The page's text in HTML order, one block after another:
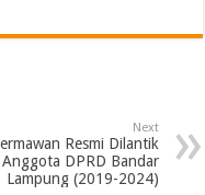
Next
Resmi Dilantik
DPRD Bandar
Lampung (2019-2024)